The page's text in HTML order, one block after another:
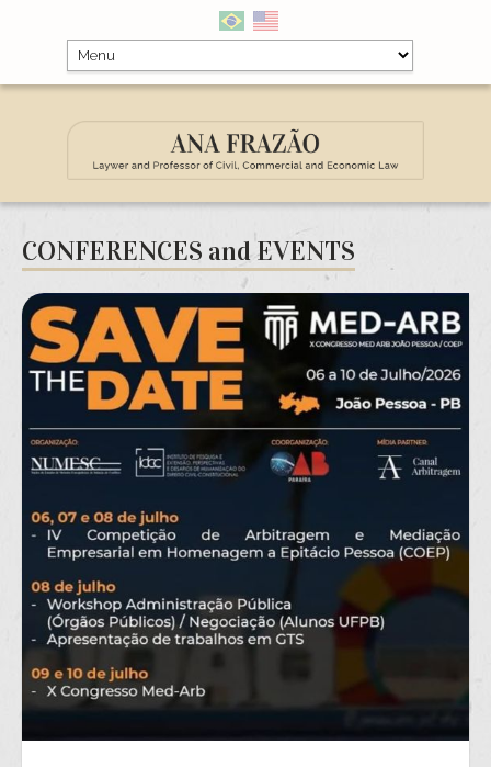
CONFERENCES andEVENTS